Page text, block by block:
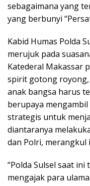
sebagaimana yang
yang berbunyi
Kabid Humas Polda
merujuk pada
Katederal Makassar
spirit gotong royong,
anak bangsa harus
berupaya
strategis untuk
diantaranya
dan Polri,
“Polda Sulsel saat
mengajak para